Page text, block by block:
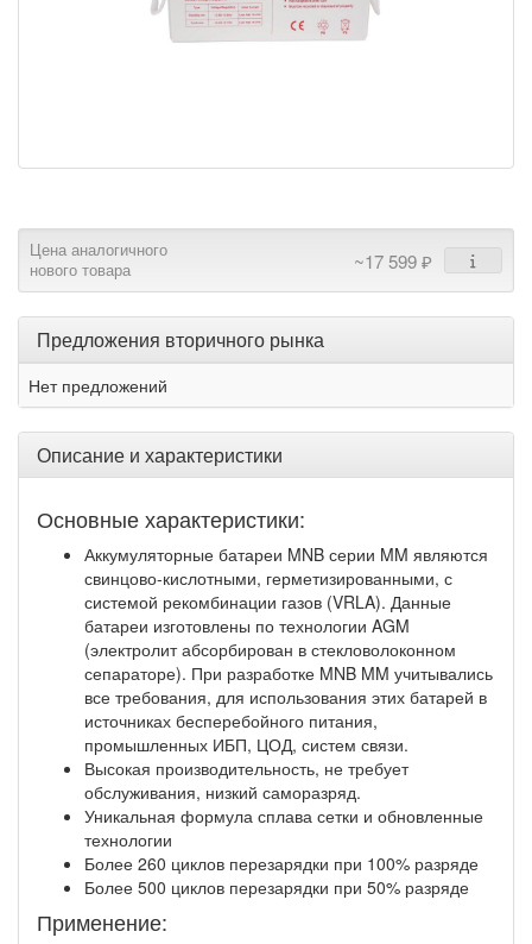
Цена аналогичного
нового товара
~17 599 ₽
Предложения вторичного рынка
Нет предложений
Описание и характеристики
Основные характеристики:
Аккумуляторные батареи MNB серии MM являются
свинцово-кислотными, герметизированными, с
системой рекомбинации газов (VRLA). Данные
батареи изготовлены по технологии AGM
(электролит абсорбирован в стекловолоконном
сепараторе). При разработке MNB MM учитывались
все требования, для использования этих батарей в
источниках бесперебойного питания,
промышленных ИБП, ЦОД, систем связи.
Высокая производительность, не требует
обслуживания, низкий саморазряд.
Уникальная формула сплава сетки и обновленные
технологии
Более 260 циклов перезарядки при 100% разряде
Более 500 циклов перезарядки при 50% разряде
Применение: